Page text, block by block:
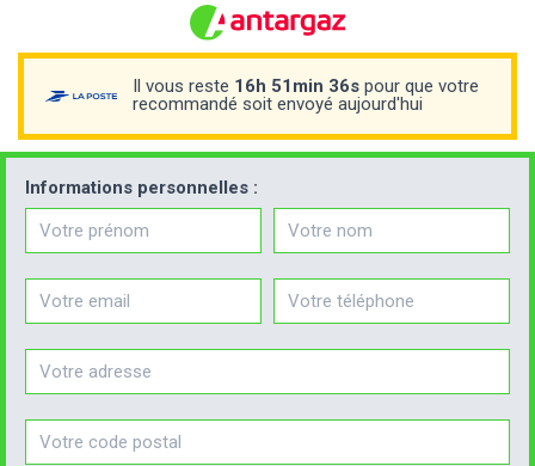
Il vous reste 16h 51min 35spour que votre
recommandé soit envoyé aujourd'hui
Informations personnelles :
Prénom Nom
Email Téléphone